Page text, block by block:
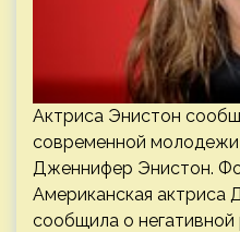
Актриса Энистон
современной молодежи
Дженнифер Энистон.
Американская
сообщила о